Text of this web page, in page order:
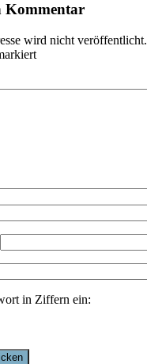
Kommentar
wird nicht veröffentlicht.
in Ziffern ein: